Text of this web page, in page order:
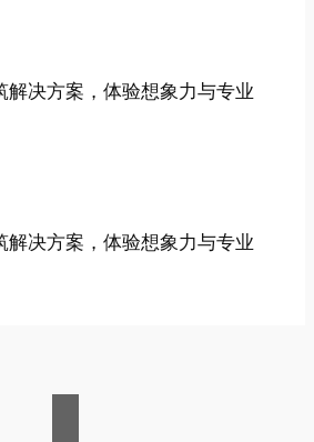
决方案，体验想象力与专业
决方案，体验想象力与专业